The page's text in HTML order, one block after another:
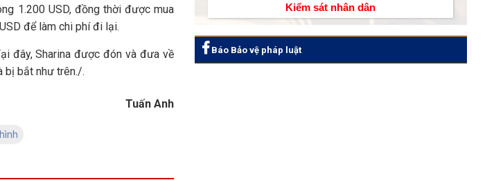
1.200 USD, đồng thời được mua
để làm chi phí đi lại.
đây, Sharina được đón và đưa về
bị bắt như trên./.
Tuấn Anh
Kiểm sát nhân dân
Báo Bảo vệ pháp luật